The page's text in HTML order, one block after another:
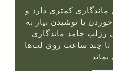
کمتری دارد و
یا نوشیدن نیاز به
رژلب جامد ماندگاری
تا چند ساعت روی لب‌ها
بماند.